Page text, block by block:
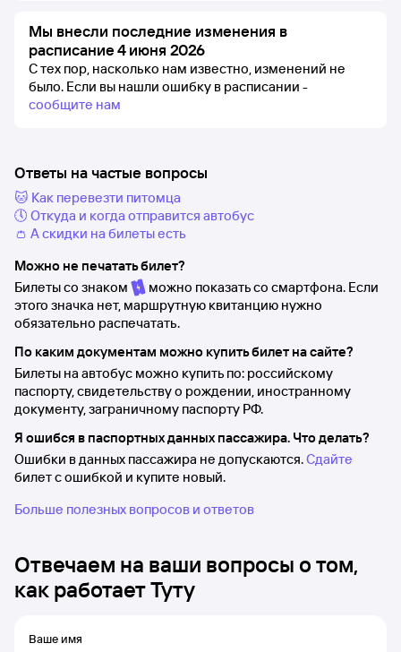
Мы внесли последние изменения в
расписание 4 июня 2026
С тех пор, насколько нам известно, изменений не
было. Если вы нашли ошибку в расписании -
сообщите нам
Ответы на частые вопросы
🐱 Как перевезти питомца
🕔 Откуда и когда отправится автобус
👛 А скидки на билеты есть
Можно не печатать билет?
Билеты со знаком
можно показать со смартфона. Если
этого значка нет, маршрутную квитанцию нужно
обязательно распечатать.
По каким документам можно купить билет на сайте?
Билеты на автобус можно купить по: российскому
паспорту, свидетельству о рождении, иностранному
документу, заграничному паспорту РФ.
Я ошибся в паспортных данных пассажира. Что делать?
Ошибки в данных пассажира не допускаются.Сдайте
билет с ошибкой и купите новый.
Больше полезных вопросов и ответов
Отвечаем на ваши вопросы о том,
как работает Туту
Ваше имя